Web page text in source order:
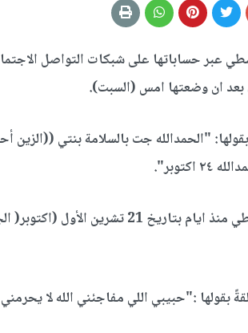
عبر حساباتها على شبكات التواصل
بعد ان وضعتها امس (السبت).
"الحمدالله جت بالسلامة بنتي ((الزين
وكان الهيدوس احتفل بعيد ميلاد زوجته فوز الشطي منذ ايام بتاريخ
بقولها :"حبيبي اللي مفاجئني الله لا